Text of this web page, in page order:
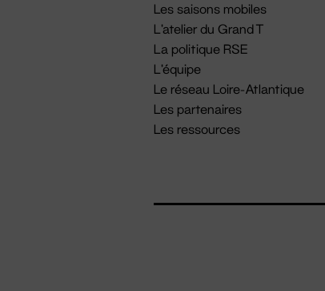
Les saisons mobiles
L'atelier du Grand T
La politique RSE
L'équipe
Le réseau Loire-Atlantique
Les partenaires
Les ressources